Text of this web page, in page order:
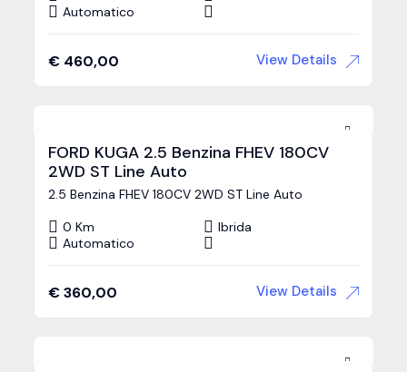
Automatico
€ 460,00 View Details
FORD KUGA 2.5 Benzina FHEV 180CV
2WD ST Line Auto
2.5 Benzina FHEV 180CV 2WD ST Line Auto
0 Km
Ibrida
Automatico
€ 360,00 View Details